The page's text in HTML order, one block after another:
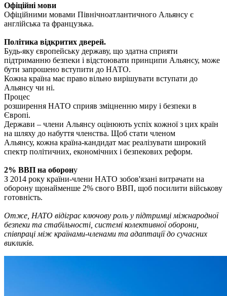
Офіційні мови
Офіційними мовами Північноатлантичного Альянсу є
англійська та французька.
Політика відкритих дверей.
Будь-яку європейську державу, що здатна сприяти
підтриманню безпеки і відстоювати принципи Альянсу, може
бути запрошено вступити до НАТО.
Кожна країна має право вільно вирішувати вступати до
Альянсу чи ні.
Процес
розширення НАТО сприяв зміцненню миру і безпеки в
Європі.
Держави – члени Альянсу оцінюють успіх кожної з цих країн
на шляху до набуття членства. Щоб стати членом
Альянсу, кожна країна-кандидат має реалізувати широкий
спектр політичних, економічних і безпекових реформ.
2% ВВП на оборону
З 2014 року країни-члени НАТО зобов'язані витрачати на
оборону щонайменше 2% свого ВВП, щоб посилити військову
готовність.
Отже, НАТО відіграє ключову роль у підтримці міжнародної
безпеки та стабільності, системі колективної оборони,
співпраці між країнами-членами та адаптації до сучасних
викликів.